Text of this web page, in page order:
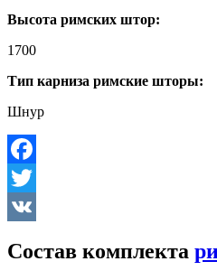
Высота римских штор:
1700
Тип карниза римские шторы:
Шнур
Facebook
Twitter
Состав комплекта